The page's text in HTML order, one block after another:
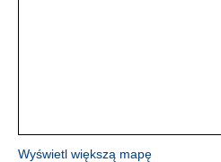
Wyświetl większą mapę